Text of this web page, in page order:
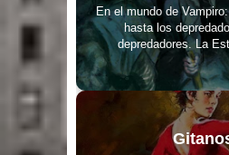
En el mundo de
hasta los
depredadores. La